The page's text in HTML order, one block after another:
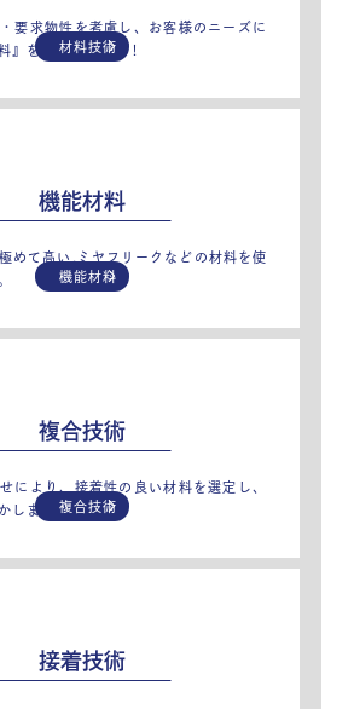
要求物性を考慮し、お客様のニーズに
』を生み出します！
材料技術
機能材料
めて高い,ミヤフリークなどの材料を使
機能材料
複合技術
により、接着性の良い材料を選定し、
します。複合技術
接着技術